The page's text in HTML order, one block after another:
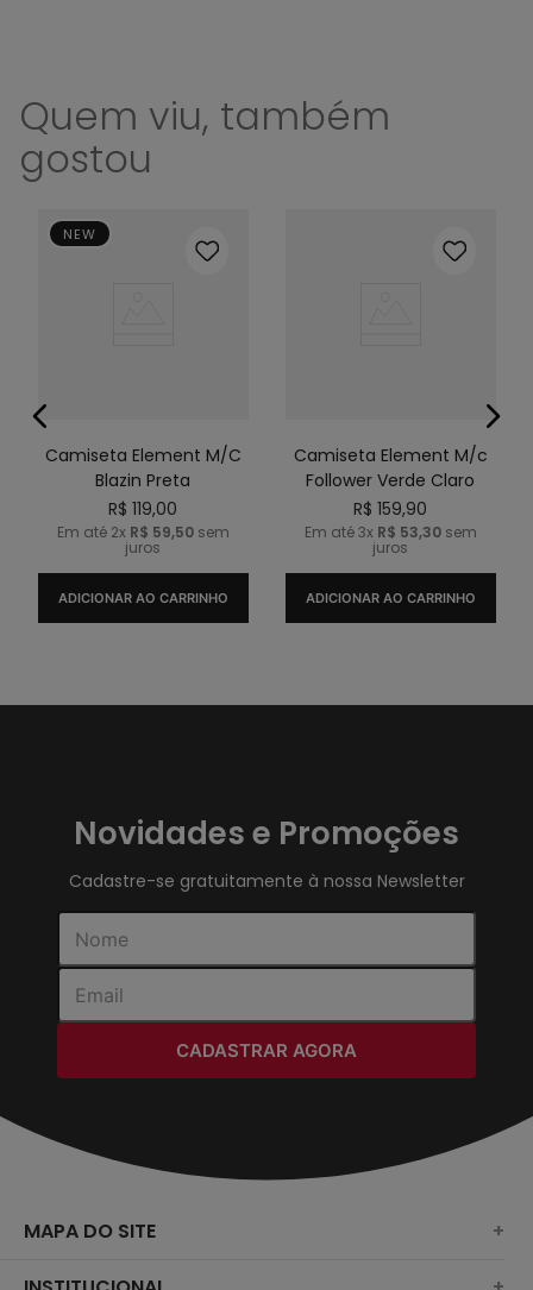
Quem viu, também
gostou
NEW
Camiseta Element M/C
Blazin Preta
R$ 119,00
Em até 2x R$ 59,50sem
juros
ADICIONAR AO CARRINHO
Camiseta Element M/c
Follower Verde Claro
R$ 159,90
Em até3x R$ 53,30sem
juros
ADICIONAR AO CARRINHO
Novidades e Promoções
Cadastre-se gratuitamente à nossa Newsletter
CADASTRAR AGORA
MAPA DO SITE +
SURF